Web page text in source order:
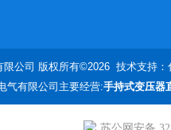
限公司 版权所有©2026 技术支持：
气有限公司主要经营:手持式变压器